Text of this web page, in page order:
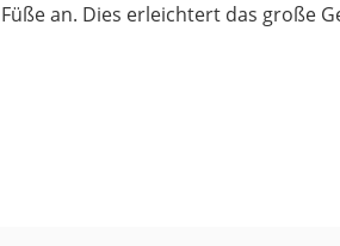
an. Dies erleichtert das große